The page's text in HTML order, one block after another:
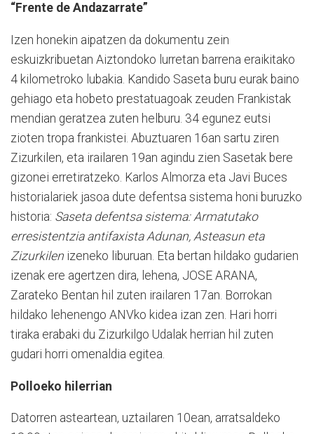
“Frente de Andazarrate”
Izen honekin aipatzen da dokumentu zein
eskuizkribuetan Aiztondoko lurretan barrena eraikitako
4 kilometroko lubakia. Kandido Saseta buru eurak baino
gehiago eta hobeto prestatuagoak zeuden Frankistak
mendian geratzea zuten helburu. 34 egunez eutsi
zioten tropa frankistei. Abuztuaren 16an sartu ziren
Zizurkilen, eta irailaren 19an agindu zien Sasetak bere
gizonei erretiratzeko. Karlos Almorza eta Javi Buces
historialariek jasoa dute defentsa sistema honi buruzko
historia: Saseta defentsa sistema: Armatutako
erresistentzia antifaxista Adunan, Asteasun eta
Zizurkilen izeneko liburuan. Eta bertan hildako gudarien
izenak ere agertzen dira, lehena, JOSE ARANA,
Zarateko Bentan hil zuten irailaren 17an. Borrokan
hildako lehenengo ANVko kidea izan zen. Hari horri
tiraka erabaki du Zizurkilgo Udalak herrian hil zuten
gudari horri omenaldia egitea.
Polloeko hilerrian
Datorren asteartean, uztailaren 10ean, arratsaldeko